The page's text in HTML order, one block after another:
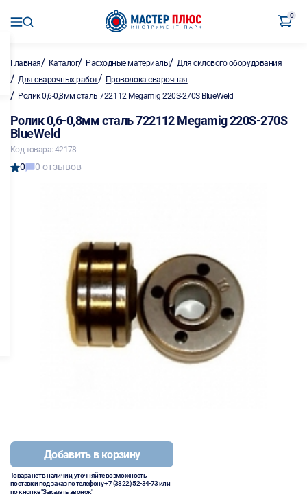
0
Главная/ Каталог/ Расходные материалы/Для силового оборудования
/ Для сварочных работ/ Проволока сварочная
/ Ролик 0,6-0,8мм сталь 722112 Megamig 220S-270S BlueWeld
Ролик 0,6-0,8мм сталь 722112 Megamig 220S-270S
BlueWeld
Код товара: 42178
0 0 отзывов
Добавить в корзину
Товара нет в наличии, уточняйте возможность
поставки под заказ по телефону+7 (3822) 52-34-73или
по кнопке "Заказать звонок"